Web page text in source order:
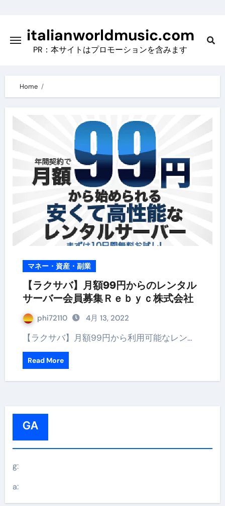
contentitalianworldmusic.com
PR：本サイトはプロモーションを含みます
Home
マネー・資産・副業
【ラクサバ】月額99円からのレンタル
サーバー会員募集Ｒｅｂｙｃ株式会社
phi72110 4月 13, 2022
【ラクサバ】月額99円から利用可能なレン…
Read More
GA
g:
a: